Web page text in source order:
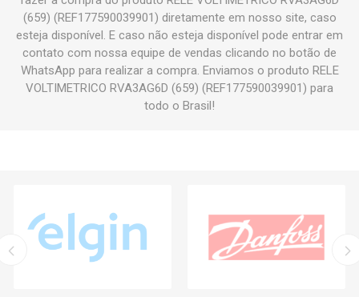
(659) (REF177590039901) diretamente em nosso site, caso
esteja disponível. E caso não esteja disponível pode entrar em
contato com nossa equipe de vendas clicando no botão de
WhatsApp para realizar a compra. Enviamos o produto RELE
VOLTIMETRICO RVA3AG6D (659) (REF177590039901) para
todo o Brasil!